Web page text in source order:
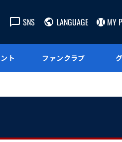
SNS LANGUAGE MY
ト ファンクラブ